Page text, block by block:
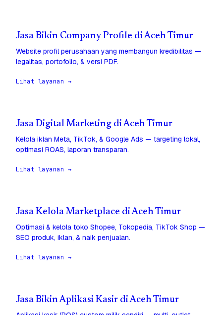
Jasa Bikin Company Profile di Aceh Timur
Website profil perusahaan yang membangun kredibilitas —
legalitas, portofolio, & versi PDF.
Lihat layanan →
Jasa Digital Marketing di Aceh Timur
Kelola iklan Meta, TikTok, & Google Ads — targeting lokal,
optimasi ROAS, laporan transparan.
Lihat layanan →
Jasa Kelola Marketplace di Aceh Timur
Optimasi & kelola toko Shopee, Tokopedia, TikTok Shop —
SEO produk, iklan, & naik penjualan.
Lihat layanan →
Jasa Bikin Aplikasi Kasir di Aceh Timur